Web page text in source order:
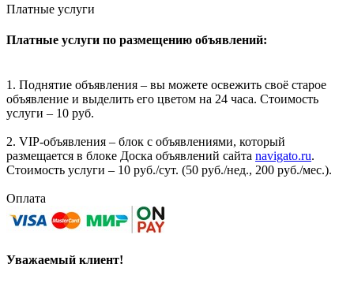
Платные услуги
Платные услуги по размещению объявлений:
1. Поднятие объявления – вы можете освежить своё старое
объявление и выделить его цветом на 24 часа. Стоимость
услуги – 10 руб.
2. VIP-объявления – блок с объявлениями, который
размещается в блоке Доска объявлений сайта navigato.ru.
Стоимость услуги – 10 руб./сут. (50 руб./нед., 200 руб./мес.).
Оплата
Уважаемый клиент!